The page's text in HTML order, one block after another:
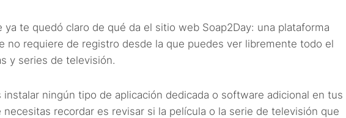
te quedó claro de qué da el sitio web Soap2Day: una plataforma
no requiere de registro desde la que puedes ver libremente todo el
y series de televisión.
instalar ningún tipo de aplicación dedicada o software adicional en tus
recordar es revisar si la película o la serie de televisión que